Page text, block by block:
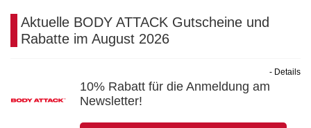
Aktuelle BODY ATTACK Gutscheine und
Rabatte im August 2026
10% Rabatt für die Anmeldung am
Newsletter!
- Details